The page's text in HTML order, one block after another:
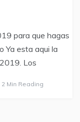
para que hagas
Ya esta aqui la
Los
2 Min Reading